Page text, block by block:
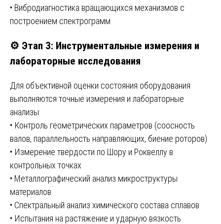
• Вибродиагностика вращающихся механизмов с
построением спектрограмм
⚙️ Этап 3: Инструментальные измерения и
лабораторные исследования
Для объективной оценки состояния оборудования
выполняются точные измерения и лабораторные
анализы:
• Контроль геометрических параметров (соосность
валов, параллельность направляющих, биение роторов)
• Измерение твердости по Шору и Роквеллу в
контрольных точках
• Металлографический анализ микроструктуры
материалов
• Спектральный анализ химического состава сплавов
• Испытания на растяжение и ударную вязкость